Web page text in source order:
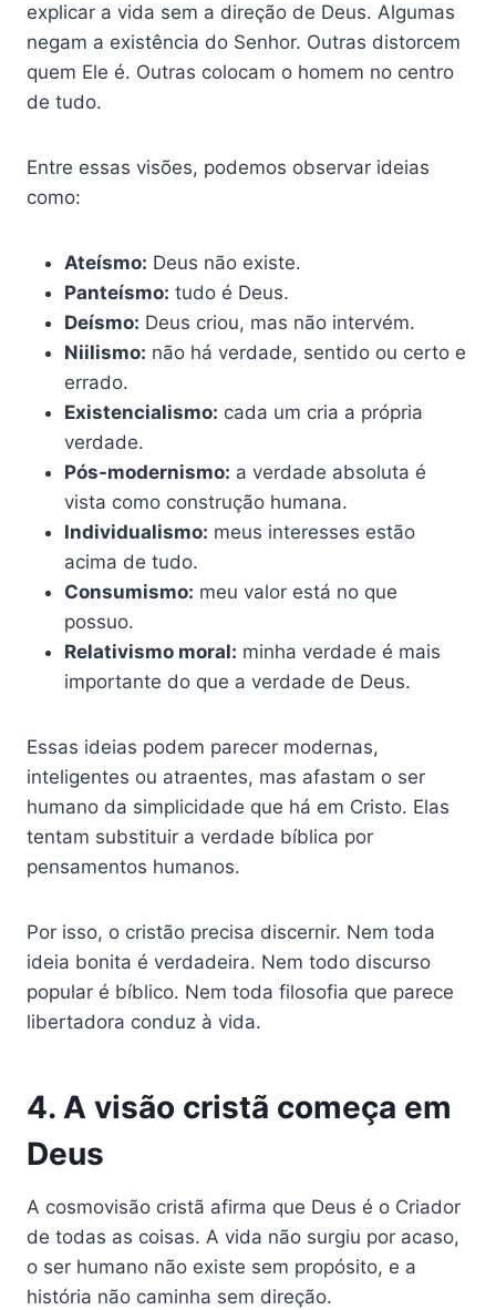
explicar a vida sem a direção de Deus. Algumas
negam a existência do Senhor. Outras distorcem
quem Ele é. Outras colocam o homem no centro
de tudo.
Entre essas visões, podemos observar ideias
como:
Ateísmo: Deus não existe.
Panteísmo: tudo é Deus.
Deísmo: Deus criou, mas não intervém.
Niilismo: não há verdade, sentido ou certo e
errado.
Existencialismo: cada um cria a própria
verdade.
Pós-modernismo: a verdade absoluta é
vista como construção humana.
Individualismo: meus interesses estão
acima de tudo.
Consumismo: meu valor está no que
possuo.
Relativismo moral: minha verdade é mais
importante do que a verdade de Deus.
Essas ideias podem parecer modernas,
inteligentes ou atraentes, mas afastam o ser
humano da simplicidade que há em Cristo. Elas
tentam substituir a verdade bíblica por
pensamentos humanos.
Por isso, o cristão precisa discernir. Nem toda
ideia bonita é verdadeira. Nem todo discurso
popular é bíblico. Nem toda filosofia que parece
libertadora conduz à vida.
4. A visão cristã começa em
Deus
A cosmovisão cristã afirma que Deus é o Criador
de todas as coisas. A vida não surgiu por acaso,
o ser humano não existe sem propósito, e a
história não caminha sem direção.